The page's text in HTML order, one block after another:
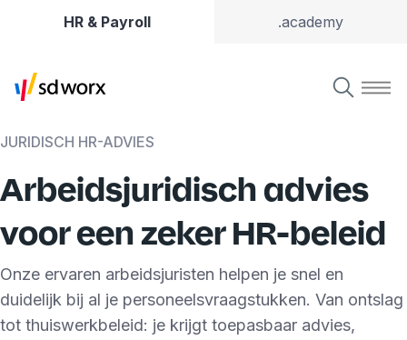
HR & Payroll .academy
JURIDISCH HR-ADVIES
Arbeidsjuridisch advies
voor een zeker HR-beleid
Onze ervaren arbeidsjuristen helpen je snel en
duidelijk bij al je personeelsvraagstukken. Van ontslag
tot thuiswerkbeleid: je krijgt toepasbaar advies,